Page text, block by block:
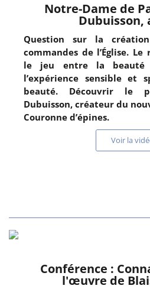
Notre-Dame de
Dubuisson,
Question sur la
commandes de l’Église.
le jeu entre la
l’expérience sensible et
beauté. Découvrir le
Dubuisson, créateur du
Couronne d’épines.
Voir la
Conférence :
l'œuvre de